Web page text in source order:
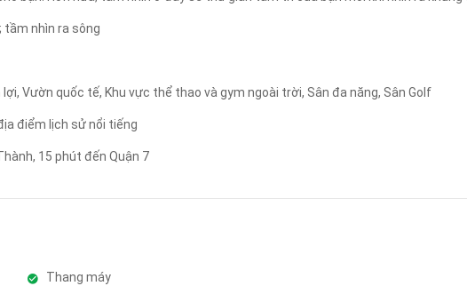
tầm nhìn ra sông
Vườn quốc tế, Khu vực thể thao và gym ngoài trời, Sân đa năng, Sân Golf
điểm lịch sử nổi tiếng
15 phút đến Quận 7
Thang máy